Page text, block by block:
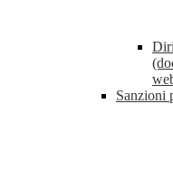
Sanzioni